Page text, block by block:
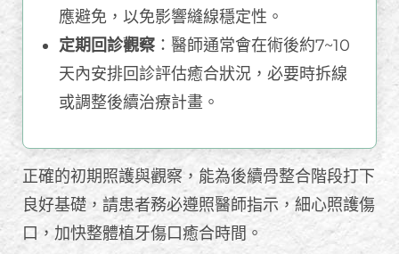
應避免，以免影響縫線穩定性。
定期回診觀察 ：醫師通常會在術後約7~10
天內安排回診評估癒合狀況，必要時拆線
或調整後續治療計畫。
正確的初期照護與觀察，能為後續骨整合階段打下
良好基礎，請患者務必遵照醫師指示，細心照護傷
口，加快整體植牙傷口癒合時間。